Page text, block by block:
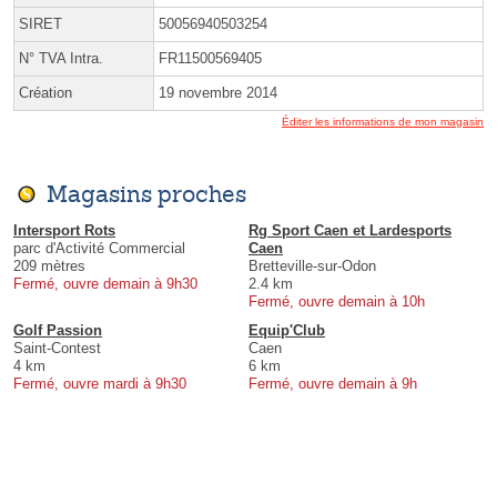
SIRET 50056940503254
N° TVA Intra. FR11500569405
Création 19 novembre 2014
Éditer les informations de mon magasin
Magasins proches
Intersport Rots
parc d'Activité Commercial
209 mètres
Fermé, ouvre demain à 9h30
Rg Sport Caen et Lardesports
Caen
Bretteville-sur-Odon
2.4 km
Fermé, ouvre demain à 10h
Golf Passion
Saint-Contest
4 km
Fermé, ouvre mardi à 9h30
Equip'Club
Caen
6 km
Fermé, ouvre demain à 9h